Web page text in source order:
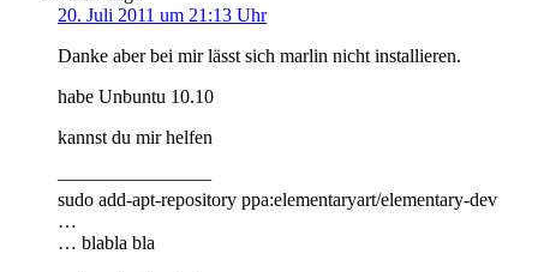
20. Juli 2011 um 21:13 Uhr
Danke aber bei mir lässt sich marlin nicht installieren.
habe Unbuntu 10.10
kannst du mir helfen
————————
sudo add-apt-repository ppa:elementaryart/elementary-dev
…
… blabla bla